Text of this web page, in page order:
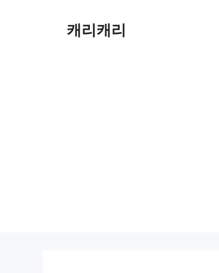
캐리캐리